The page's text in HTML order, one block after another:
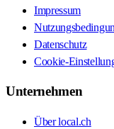
Impressum
Datenschutz
Cookie-
Unternehmen
Über local.ch